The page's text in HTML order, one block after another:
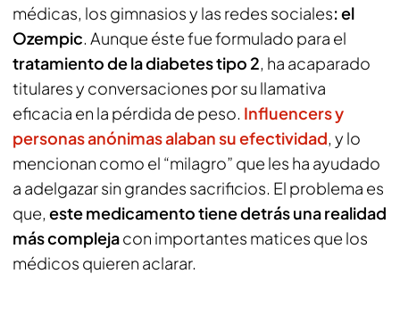
médicas, los gimnasios y las redes sociales:el
Ozempic. Aunque éste fue formulado para el
tratamiento de la diabetes tipo 2, ha acaparado
titulares y conversaciones por su llamativa
eficacia en la pérdida de peso. Influencers y
personas anónimas alaban su efectividad, y lo
mencionan como el “milagro” que les ha ayudado
a adelgazar sin grandes sacrificios. El problema es
que, este medicamento tiene detrás una realidad
más complejacon importantes matices que los
médicos quieren aclarar.